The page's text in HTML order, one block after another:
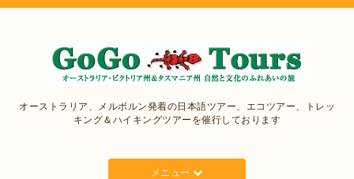
オーストラリア、メルボルン発着の日本語ツアー、エコツアー、トレッ
キング＆ハイキングツアーを催行しております
メニュー